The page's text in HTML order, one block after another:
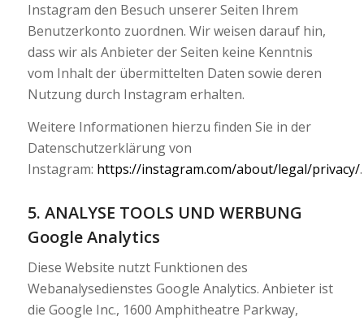
Instagram den Besuch unserer Seiten Ihrem
Benutzerkonto zuordnen. Wir weisen darauf hin,
dass wir als Anbieter der Seiten keine Kenntnis
vom Inhalt der übermittelten Daten sowie deren
Nutzung durch Instagram erhalten.
Weitere Informationen hierzu finden Sie in der
Datenschutzerklärung von
Instagram: https://instagram.com/about/legal/privacy/.
5. ANALYSE TOOLS UND WERBUNG
Google Analytics
Diese Website nutzt Funktionen des
Webanalysedienstes Google Analytics. Anbieter ist
die Google Inc., 1600 Amphitheatre Parkway,